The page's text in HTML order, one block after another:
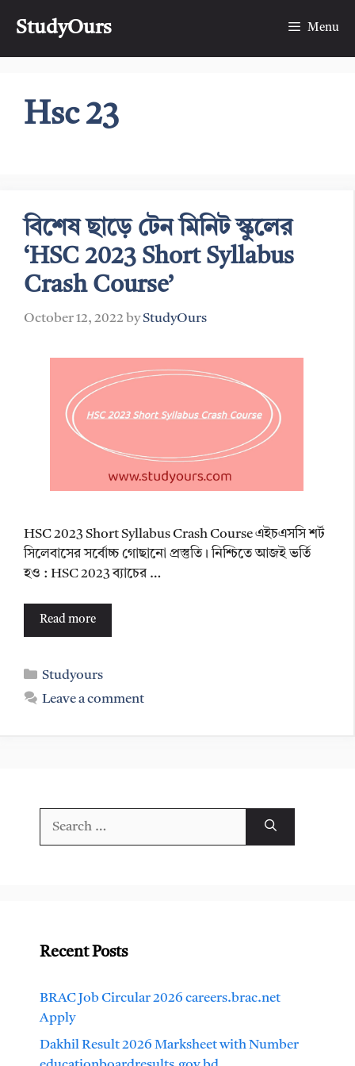
StudyOurs Menu
Hsc 23
বিশেষ ছাড়ে টেন মিনিট স্কুলের
‘HSC 2023 Short Syllabus
Crash Course’
October 12, 2022 byStudyOurs
HSC 2023 Short Syllabus Crash Course এইচএসসি শর্ট
সিলেবাসের সর্বোচ্চ গোছানো প্রস্তুতি। নিশ্চিতে আজই ভর্তি
হও : HSC 2023 ব্যাচের …
Read more
Categories
Studyours
Leave a comment
Recent Posts
BRAC Job Circular 2026 careers.brac.net
Apply
Dakhil Result 2026 Marksheet with Number